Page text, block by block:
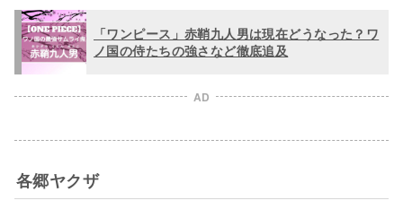
「ワンピース」赤鞘九人男は現在どうなった？ワ
ノ国の侍たちの強さなど徹底追及
AD
各郷ヤクザ